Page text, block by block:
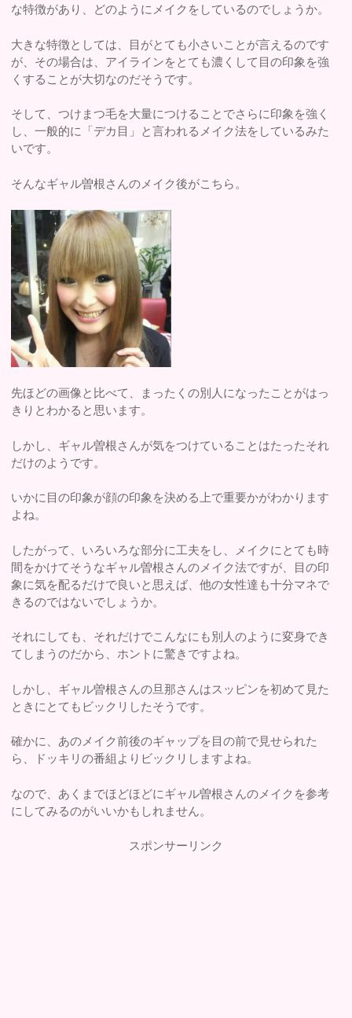
な特徴があり、どのようにメイクをしているのでしょうか。
大きな特徴としては、目がとても小さいことが言えるのです
が、その場合は、アイラインをとても濃くして目の印象を強
くすることが大切なのだそうです。
そして、つけまつ毛を大量につけることでさらに印象を強く
し、一般的に「デカ目」と言われるメイク法をしているみた
いです。
そんなギャル曽根さんのメイク後がこちら。
先ほどの画像と比べて、まったくの別人になったことがはっ
きりとわかると思います。
しかし、ギャル曽根さんが気をつけていることはたったそれ
だけのようです。
いかに目の印象が顔の印象を決める上で重要かがわかります
よね。
したがって、いろいろな部分に工夫をし、メイクにとても時
間をかけてそうなギャル曽根さんのメイク法ですが、目の印
象に気を配るだけで良いと思えば、他の女性達も十分マネで
きるのではないでしょうか。
それにしても、それだけでこんなにも別人のように変身でき
てしまうのだから、ホントに驚きですよね。
しかし、ギャル曽根さんの旦那さんはスッピンを初めて見た
ときにとてもビックリしたそうです。
確かに、あのメイク前後のギャップを目の前で見せられた
ら、ドッキリの番組よりビックリしますよね。
なので、あくまでほどほどにギャル曽根さんのメイクを参考
にしてみるのがいいかもしれません。
スポンサーリンク